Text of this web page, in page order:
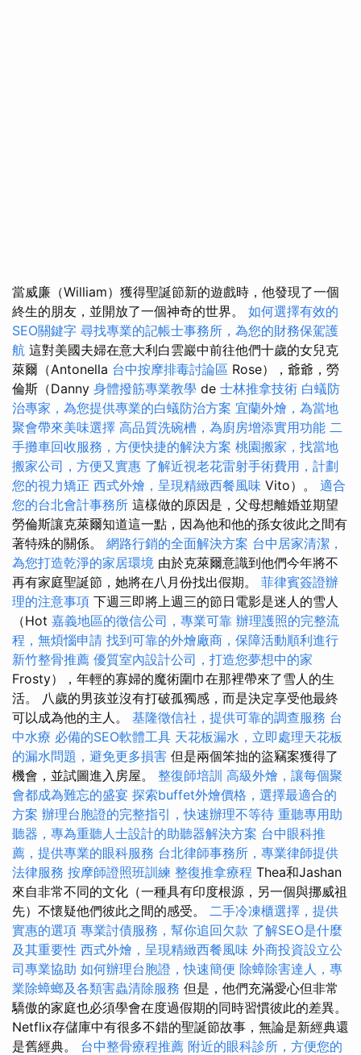
當威廉（William）獲得聖誕節新的遊戲時，他發現了一個
終生的朋友，並開放了一個神奇的世界。 如何選擇有效的
SEO關鍵字 尋找專業的記帳士事務所，為您的財務保駕護
航 這對美國夫婦在意大利白雲巖中前往他們十歲的女兒克
萊爾（Antonella 台中按摩排毒討論區 Rose），爺爺，勞
倫斯（Danny 身體撥筋專業教學 de 士林推拿技術 白蟻防
治專家，為您提供專業的白蟻防治方案 宜蘭外燴，為當地
聚會帶來美味選擇 高品質洗碗槽，為廚房增添實用功能 二
手攤車回收服務，方便快捷的解決方案 桃園搬家，找當地
搬家公司，方便又實惠 了解近視老花雷射手術費用，計劃
您的視力矯正 西式外燴，呈現精緻西餐風味 Vito）。 適合
您的台北會計事務所 這樣做的原因是，父母想離婚並期望
勞倫斯讓克萊爾知道這一點，因為他和他的孫女彼此之間有
著特殊的關係。 網路行銷的全面解決方案 台中居家清潔，
為您打造乾淨的家居環境 由於克萊爾意識到他們今年將不
再有家庭聖誕節，她將在八月份找出假期。 菲律賓簽證辦
理的注意事項 下週三即將上週三的節日電影是迷人的雪人
（Hot 嘉義地區的徵信公司，專業可靠 辦理護照的完整流
程，無煩惱申請 找到可靠的外燴廠商，保障活動順利進行
新竹整骨推薦 優質室內設計公司，打造您夢想中的家
Frosty），年輕的寡婦的魔術圍巾在那裡帶來了雪人的生
活。 八歲的男孩並沒有打破孤獨感，而是決定享受他最終
可以成為他的主人。 基隆徵信社，提供可靠的調查服務 台
中水療 必備的SEO軟體工具 天花板漏水，立即處理天花板
的漏水問題，避免更多損害 但是兩個笨拙的盜竊案獲得了
機會，並試圖進入房屋。 整復師培訓 高級外燴，讓每個聚
會都成為難忘的盛宴 探索buffet外燴價格，選擇最適合的
方案 辦理台胞證的完整指引，快速辦理不等待 重聽專用助
聽器，專為重聽人士設計的助聽器解決方案 台中眼科推
薦，提供專業的眼科服務 台北律師事務所，專業律師提供
法律服務 按摩師證照班訓練 整復推拿療程 Thea和Jashan
來自非常不同的文化（一種具有印度根源，另一個與挪威祖
先）不懷疑他們彼此之間的感受。 二手冷凍櫃選擇，提供
實惠的選項 專業討債服務，幫你追回欠款 了解SEO是什麼
及其重要性 西式外燴，呈現精緻西餐風味 外商投資設立公
司專業協助 如何辦理台胞證，快速簡便 除蟑除害達人，專
業除蟑螂及各類害蟲清除服務 但是，他們充滿愛心但非常
驕傲的家庭也必須學會在度過假期的同時習慣彼此的差異。
Netflix存儲庫中有很多不錯的聖誕節故事，無論是新經典還
是舊經典。 台中整骨療程推薦 附近的眼科診所，方便您的